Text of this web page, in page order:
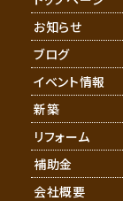
お知らせ
ブログ
イベント情報
新築
リフォーム
補助金
会社概要